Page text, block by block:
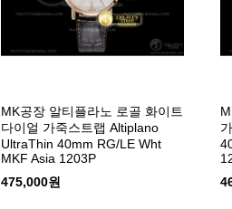
MK공장 알티플라노 로골 화이트
다이얼 가죽스트랩 Altiplano
UltraThin 40mm RG/LE Wht
MKF Asia 1203P
475,000원